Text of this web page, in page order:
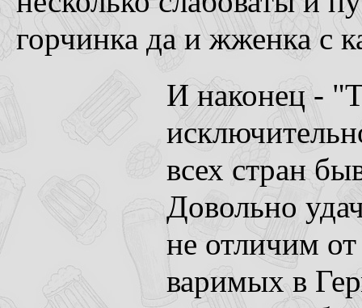
горчинка да и жженка с
И наконец -
всех стран
Довольно
не отличим
варимых в